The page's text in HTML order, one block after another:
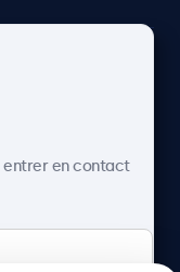
entrer en contact